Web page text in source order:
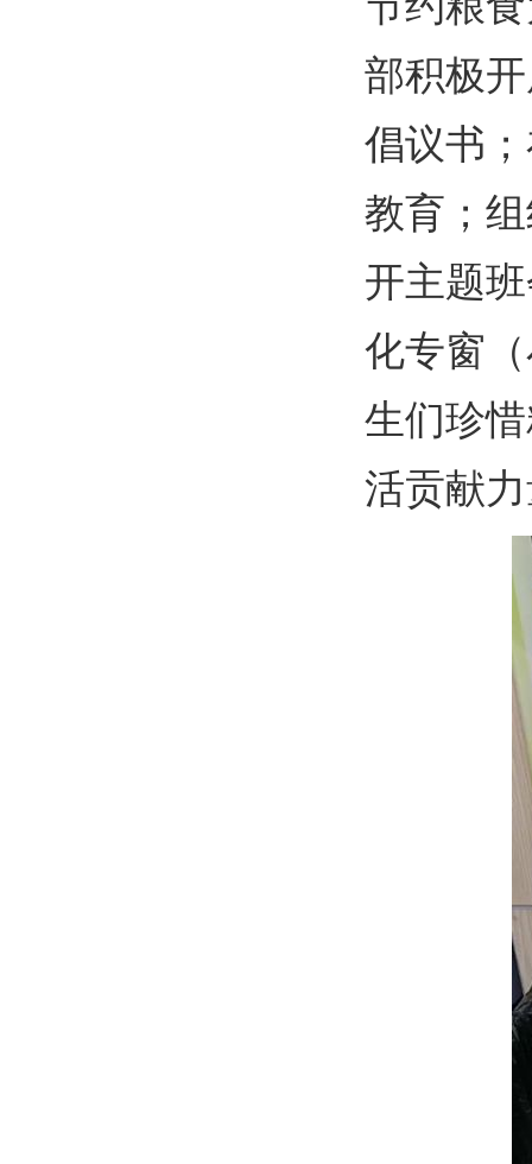
部积极
倡议书
教育 ；
开主题
化专窗
生们珍
活贡献